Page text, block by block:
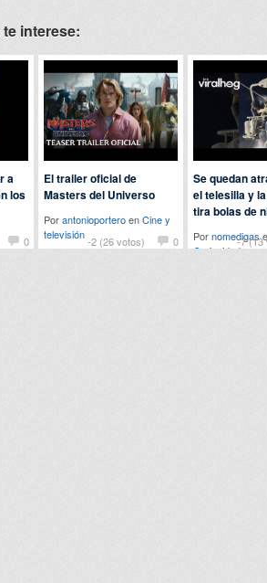
interese:
0
a
los
-2 (26 votos) 0
El trailer oficial de
Masters del Universo
PorantonioporteroenCine y
televisión
-7 (13
Se quedan
el telesilla y
tira bolas de
Pornomedigas
Curiosidades